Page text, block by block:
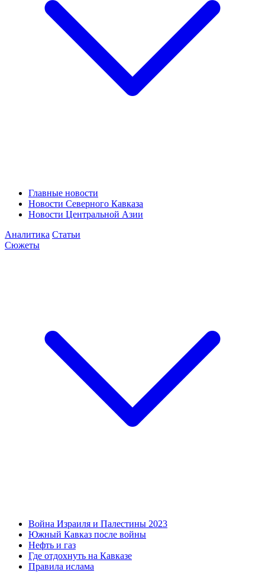
Главные новости
Новости Северного Кавказа
Новости Центральной Азии
Аналитика Статьи
Сюжеты
Война Израиля и Палестины 2023
Южный Кавказ после войны
Нефть и газ
Где отдохнуть на Кавказе
Правила ислама